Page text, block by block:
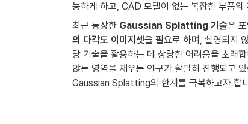
능하게 하고, CAD 모델이 없는 복잡한 부품
최근 등장한 Gaussian Splatting 기술은
의 다각도 이미지셋을 필요로 하며, 촬영되지
당 기술을 활용하는 데 상당한 어려움을 초래
않는 영역을 채우는 연구가 활발히 진행되고
Gaussian Splatting의 한계를 극복하고자 합